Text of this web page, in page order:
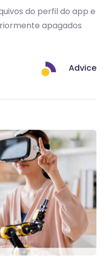
do perfil do app e
apagados
Advice